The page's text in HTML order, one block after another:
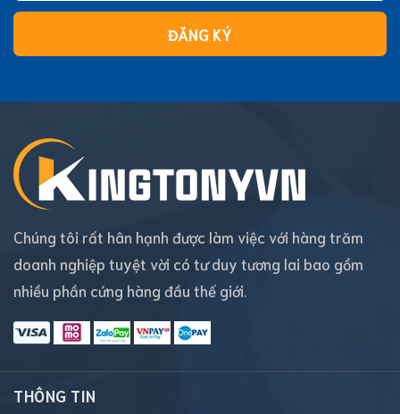
ĐĂNG KÝ
Chúng tôi rất hân hạnh được làm việc với hàng trăm
doanh nghiệp tuyệt vời có tư duy tương lai bao gồm
nhiều phần cứng hàng đầu thế giới.
THÔNG TIN